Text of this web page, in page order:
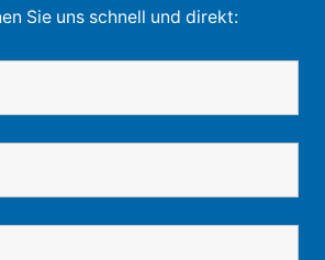
Sie uns schnell und direkt: